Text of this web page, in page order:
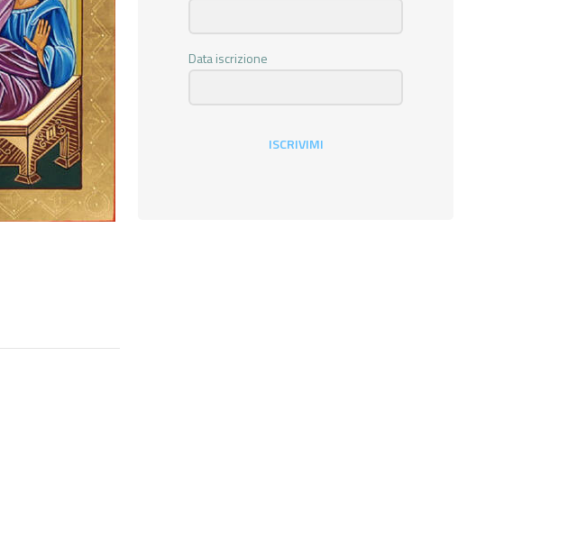
Data iscrizione
ISCRIVIMI